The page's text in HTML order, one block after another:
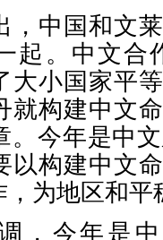
，中国和文
起。中文合
大小国家平
就构建中文
。今年是中
以构建中文
为地区和
，今年是